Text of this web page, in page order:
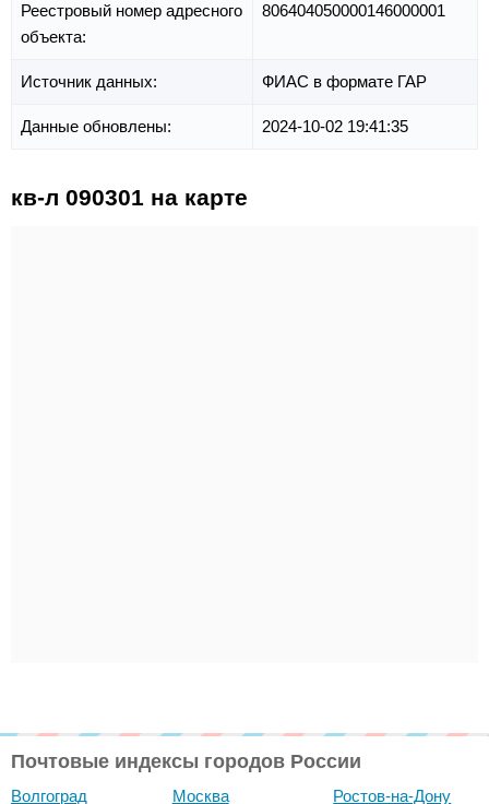
Реестровый номер адресного
объекта:
806404050000146000001
Источник данных: ФИАС в формате ГАР
Данные обновлены: 2024-10-02 19:41:35
кв-л 090301 на карте
Почтовые индексы городов России
Волгоград Москва Ростов-на-Дону